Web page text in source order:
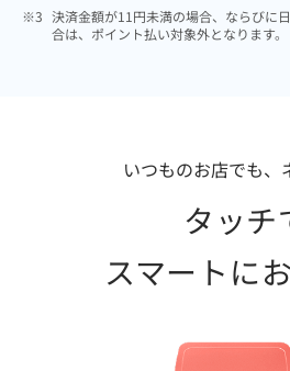
※3 決済金額が11円未満の場合、ならびに
合は、ポイント払い対象外となります。
いつものお店でも、
タッチ
スマートに